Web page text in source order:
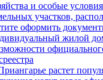
и особые
участков,
оформить
жилой
растет